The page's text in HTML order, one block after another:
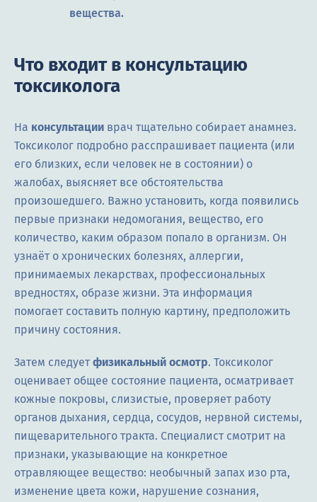
вещества.
Что входит в консультацию
токсиколога
На консультации врач тщательно собирает анамнез.
Токсиколог подробно расспрашивает пациента (или
его близких, если человек не в состоянии) о
жалобах, выясняет все обстоятельства
произошедшего. Важно установить, когда появились
первые признаки недомогания, вещество, его
количество, каким образом попало в организм. Он
узнаёт о хронических болезнях, аллергии,
принимаемых лекарствах, профессиональных
вредностях, образе жизни. Эта информация
помогает составить полную картину, предположить
причину состояния.
Затем следует физикальный осмотр. Токсиколог
оценивает общее состояние пациента, осматривает
кожные покровы, слизистые, проверяет работу
органов дыхания, сердца, сосудов, нервной системы,
пищеварительного тракта. Специалист смотрит на
признаки, указывающие на конкретное
отравляющее вещество: необычный запах изо рта,
изменение цвета кожи, нарушение сознания,